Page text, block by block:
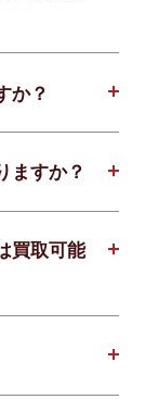
か？
ますか？
買取可能